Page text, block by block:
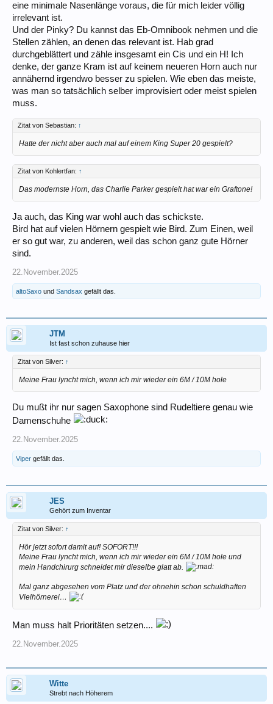
eine minimale Nasenlänge voraus, die für mich leider völlig
irrelevant ist.
Und der Pinky? Du kannst das Eb-Omnibook nehmen und die
Stellen zählen, an denen das relevant ist. Hab grad
durchgeblättert und zähle insgesamt ein Cis und ein H! Ich
denke, der ganze Kram ist auf keinem neueren Horn auch nur
annähernd irgendwo besser zu spielen. Wie eben das meiste,
was man so tatsächlich selber improvisiert oder meist spielen
muss.
Zitat von Sebastian: ↑
Hatte der nicht aber auch mal auf einem King Super 20 gespielt?
Zitat von Kohlertfan: ↑
Das modernste Horn, das Charlie Parker gespielt hat war ein Graftone!
Ja auch, das King war wohl auch das schickste.
Bird hat auf vielen Hörnern gespielt wie Bird. Zum Einen, weil
er so gut war, zu anderen, weil das schon ganz gute Hörner
sind.
22.November.2025
altoSaxo und Sandsax gefällt das.
JTM
Ist fast schon zuhause hier
Zitat von Silver: ↑
Meine Frau lyncht mich, wenn ich mir wieder ein 6M / 10M hole
Du mußt ihr nur sagen Saxophone sind Rudeltiere genau wie
Damenschuhe
22.November.2025
Viper gefällt das.
JES
Gehört zum Inventar
Zitat von Silver: ↑
Hör jetzt sofort damit auf! SOFORT!!!
Meine Frau lyncht mich, wenn ich mir wieder ein 6M / 10M hole und
mein Handchirurg schneidet mir dieselbe glatt ab.
Mal ganz abgesehen vom Platz und der ohnehin schon schuldhaften
Vielhörnerei…
Man muss halt Prioritäten setzen....
22.November.2025
Witte
Strebt nach Höherem